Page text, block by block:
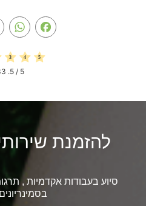
5
/ 5.
להזמנת
סיוע בעבודות אקדמיות ,